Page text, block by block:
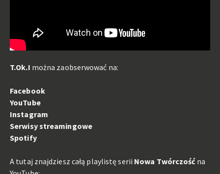
T.Ok.I można zaobserwować na:
Facebook
YouTube
Instagram
Serwisy streamingowe
Spotify
A tutaj znajdziesz całą playlistę serii Nowa Twórczośćna